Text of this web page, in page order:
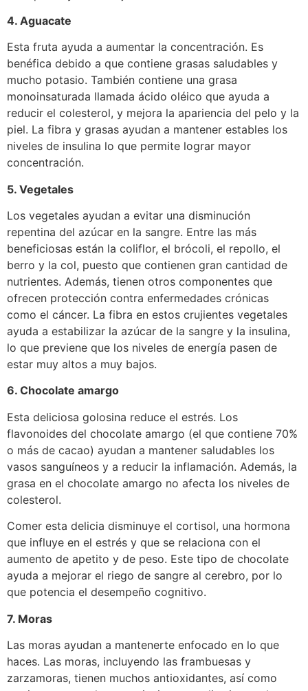
4. Aguacate
Esta fruta ayuda a aumentar la concentración. Es
benéfica debido a que contiene grasas saludables y
mucho potasio. También contiene una grasa
monoinsaturada llamada ácido oléico que ayuda a
reducir el colesterol, y mejora la apariencia del pelo y la
piel. La fibra y grasas ayudan a mantener estables los
niveles de insulina lo que permite lograr mayor
concentración.
5. Vegetales
Los vegetales ayudan a evitar una disminución
repentina del azúcar en la sangre. Entre las más
beneficiosas están la coliflor, el brócoli, el repollo, el
berro y la col, puesto que contienen gran cantidad de
nutrientes. Además, tienen otros componentes que
ofrecen protección contra enfermedades crónicas
como el cáncer. La fibra en estos crujientes vegetales
ayuda a estabilizar la azúcar de la sangre y la insulina,
lo que previene que los niveles de energía pasen de
estar muy altos a muy bajos.
6. Chocolate amargo
Esta deliciosa golosina reduce el estrés. Los
flavonoides del chocolate amargo (el que contiene 70%
o más de cacao) ayudan a mantener saludables los
vasos sanguíneos y a reducir la inflamación. Además, la
grasa en el chocolate amargo no afecta los niveles de
colesterol.
Comer esta delicia disminuye el cortisol, una hormona
que influye en el estrés y que se relaciona con el
aumento de apetito y de peso. Este tipo de chocolate
ayuda a mejorar el riego de sangre al cerebro, por lo
que potencia el desempeño cognitivo.
7. Moras
Las moras ayudan a mantenerte enfocado en lo que
haces. Las moras, incluyendo las frambuesas y
zarzamoras, tienen muchos antioxidantes, así como